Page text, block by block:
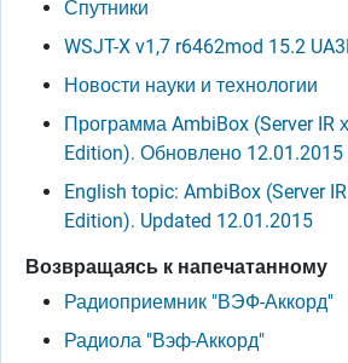
Спутники
WSJT-X v1,7 r6462mod 15.2
Новости науки и технологии
Программа AmbiBox (Server IR
Edition). Обновлено 12.01.2015
English topic: AmbiBox (Server
Edition). Updated 12.01.2015
Возвращаясь к напечатанному
Радиоприемник "ВЭФ-Аккорд"
Радиола "Вэф-Аккорд"